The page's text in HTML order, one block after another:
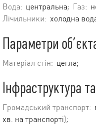
Вода: центральна; Газ:
Лічильники: холодна
Параметри
Матеріал стін: цегла;
Інфраструктура
Громадський транспорт:
хв. на транспорті);